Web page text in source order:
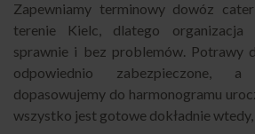
Zapewniamy terminowy dowóz
terenie Kielc, dlatego organizacja
sprawnie i bez problemów. Potrawy
odpowiednio zabezpieczone,
dopasowujemy do harmonogramu
wszystko jest gotowe dokładnie